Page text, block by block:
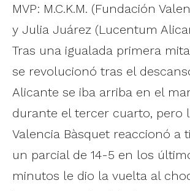
MVP: M.C.K.M. (Fundación
y Julia Juárez (Lucentum
Tras una igualada primera
se revolucionó tras el
Alicante se iba arriba en el
durante el tercer cuarto, pero
Valencia Bàsquet reaccionó a
un parcial de 14-5 en los
minutos le dio la vuelta al